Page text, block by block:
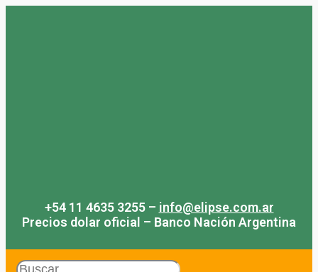
+54 11 4635 3255 – info@elipse.com.ar
Precios dolar oficial – Banco Nación Argentina
Search